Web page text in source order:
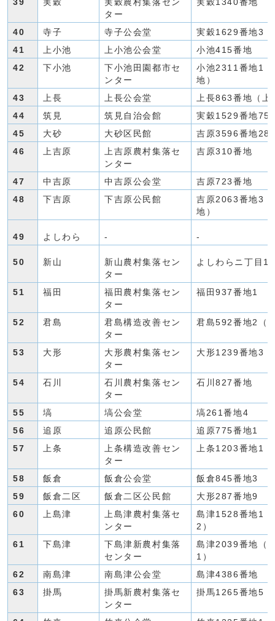
39 実穀
実穀農村集落セン
ター
実穀1340番地
40 寺子 寺子公会堂
実穀1629番地3
41
上小池 上小池公会堂
小池415番地
42
下小池
下小池田園都市セ
ンター
小池2311番地1
地）
43
上長 上長公会堂
上長863番地（上
44
筑見 筑見自治会館
実穀1529番地75
45
大砂 大砂区民館
吉原3596番地28
46
上吉原
上吉原農村集落セ
ンター
吉原310番地
47 中吉原 中吉原公会堂
吉原723番地
48
下吉原 下吉原公民館
吉原2063番地3
地）
49 よしわら - -
50 新山
新山農村集落セン
ター
よしわらニ丁目1
51 福田
福田農村集落セン
ター
福田937番地1
52 君島
君島構造改善セン
ター
君島592番地2（
53 大形
大形農村集落セン
ター
大形1239番地3
54 石川
石川農村集落セン
ター
石川827番地
55 塙 塙公会堂
塙261番地4
56
追原 追原公民館
追原775番地1
57
上条
上条構造改善セン
ター
上条1203番地1
58 飯倉 飯倉公会堂
飯倉845番地3
59
飯倉二区 飯倉二区公民館
大形287番地9
60
上島津
上島津農村集落セ
ンター
島津1528番地1
2）
61
下島津
下島津新農村集落
センター
島津2039番地（
1）
62
南島津 南島津公会堂
島津4386番地
63
掛馬
掛馬新農村集落セ
ンター
掛馬1265番地5